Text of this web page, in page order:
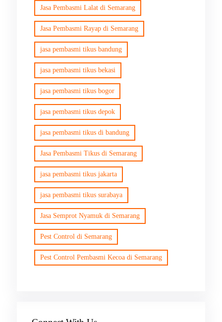
Jasa Pembasmi Lalat di Semarang
Jasa Pembasmi Rayap di Semarang
jasa pembasmi tikus bandung
jasa pembasmi tikus bekasi
jasa pembasmi tikus bogor
jasa pembasmi tikus depok
jasa pembasmi tikus di bandung
Jasa Pembasmi Tikus di Semarang
jasa pembasmi tikus jakarta
jasa pembasmi tikus surabaya
Jasa Semprot Nyamuk di Semarang
Pest Control di Semarang
Pest Control Pembasmi Kecoa di Semarang